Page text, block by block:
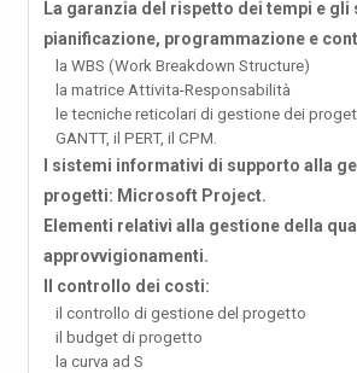
La garanzia del rispetto dei tempi e gli
pianificazione, programmazione e
la WBS (Work Breakdown Structure)
la matrice Attivita-Responsabilità
le tecniche reticolari di gestione dei
GANTT, il PERT, il CPM.
I sistemi informativi di supporto alla
progetti: Microsoft Project.
Elementi relativi alla gestione della
approvvigionamenti.
Il controllo dei costi:
il controllo di gestione del progetto
il budget di progetto
la curva ad S